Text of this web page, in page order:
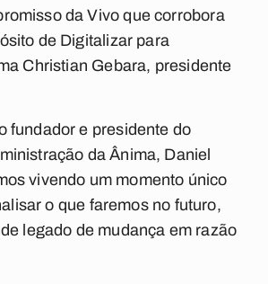
da Vivo que corrobora
de Digitalizar para
Christian Gebara, presidente
fundador e presidente do
da Ânima, Daniel
vivendo um momento único
o que faremos no futuro,
legado de mudança em razão